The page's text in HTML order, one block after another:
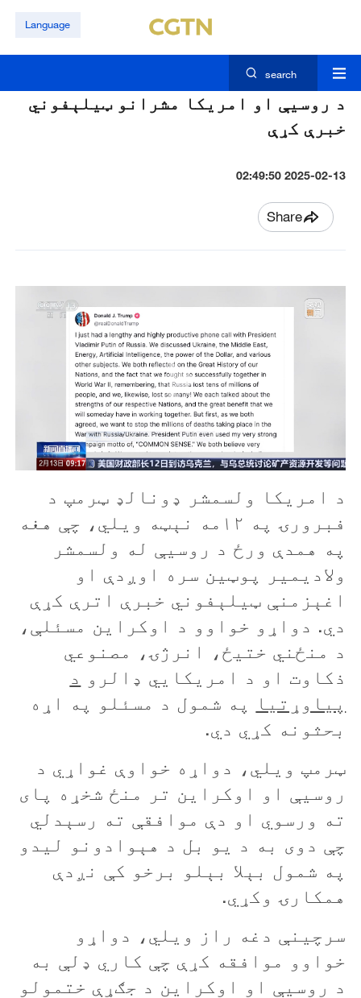
Language
search
د روسيې او امريکا مشرانو ټيلېفوني
خبرې کړې
2025-02-13 02:49:50
Share
د امريکا ولسمشر ډونالډ ټرمپ د
فبرورۍ په ۱۲مه نېټه ويلي، چې هغه
په همدې ورځ د روسيې له ولسمشر
ولاديمير پوټين سره اوږدې او
اغېزمنې ټيلېفوني خبرې اترې کړې
دي. دواړو خواوو د اوکراين مسئلې،
د منځني ختيځ، انرژۍ، مصنوعي
ذکاوت او د امريکايي ډالرو د
پياوړتیا
په شمول د مسئلو په اړه
بحثونه کړي دي.
ټرمپ ويلي، دواړه خواوې غواړي د
روسيې او اوکراين تر منځ شخړه پای
ته ورسوي او دې موافقې ته رسېدلي
چې دوی به د یو بل د هېوادونو ليدو
په شمول بېلا بېلو برخو کې نږدې
همکارۍ وکړي.
سرچینې دغه راز ویلي، دواړو
خواوو موافقه کړې چې کاري ډلې به
د روسيې او اوکراین د جګړې ختمولو